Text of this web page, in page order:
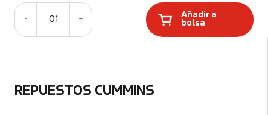
REPUESTOS CUMMINS
- 01 +
Añadir a
bolsa